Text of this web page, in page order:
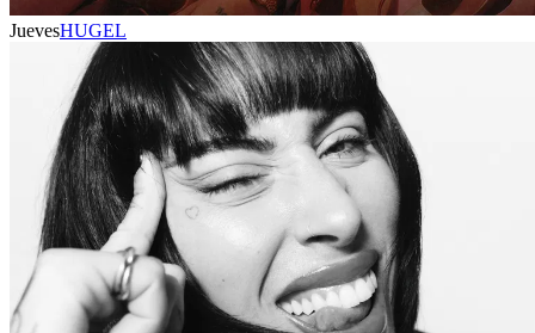
JuevesHUGEL